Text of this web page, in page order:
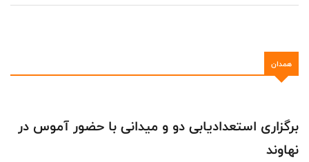
-
-
-
همدان
برگزاری استعدادیابی دو و میدانی با حضور آموس در
نهاوند